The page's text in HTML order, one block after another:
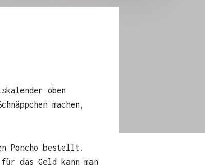
oben
machen,
Poncho bestellt.
das Geld kann man